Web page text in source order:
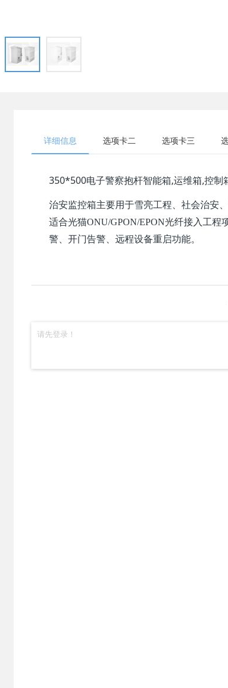
详细信息 选项卡二 选项卡三
350*500电子警察抱杆智能箱,运维箱,控制
治安监控箱主要用于雪亮工程、社会治安
适合光猫ONU/GPON/EPON光纤接入工
警、开门告警、远程设备重启功能。